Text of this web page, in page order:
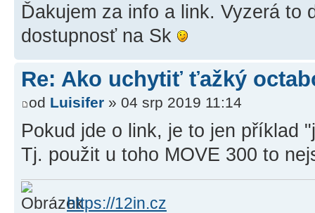
Ďakujem za info a link. Vyzerá to
dostupnosť na Sk
Re: Ako uchytiť ťažký
od Luisifer » 04 srp 2019 11:14
Pokud jde o link, je to jen příklad
Tj. použit u toho MOVE 300 to
https://12in.cz